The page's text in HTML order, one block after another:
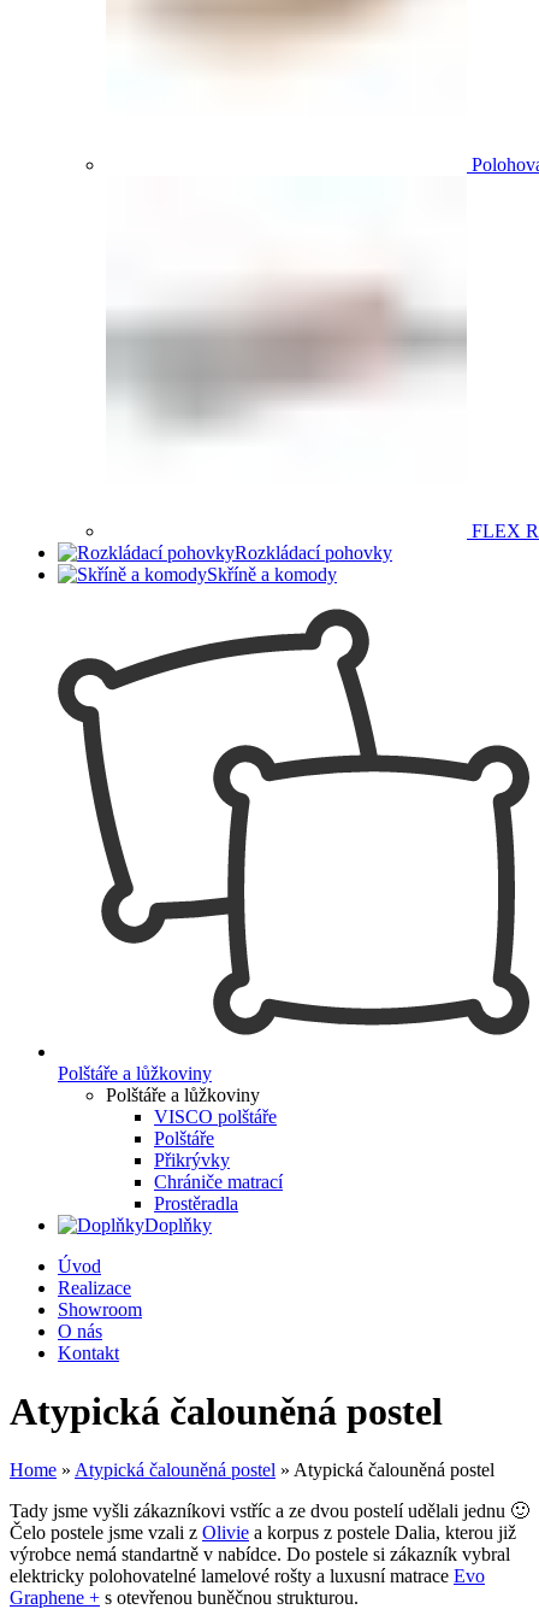
FLEX
Rozkládací pohovky
Skříně a komody
Polštáře a lůžkoviny
Polštáře a lůžkoviny
VISCO polštáře
Polštáře
Přikrývky
Chrániče matrací
Prostěradla
Doplňky
Úvod
Realizace
Showroom
O nás
Kontakt
Atypická čalouněná postel
Home » Atypická čalouněná postel » Atypická čalouněná postel
Tady jsme vyšli zákazníkovi vstříc a ze dvou postelí udělali jednu 🙂
Čelo postele jsme vzali z Olivie a korpus z postele Dalia, kterou již
výrobce nemá standartně v nabídce. Do postele si zákazník vybral
elektricky polohovatelné lamelové rošty a luxusní matrace Evo
Graphene + s otevřenou buněčnou strukturou.